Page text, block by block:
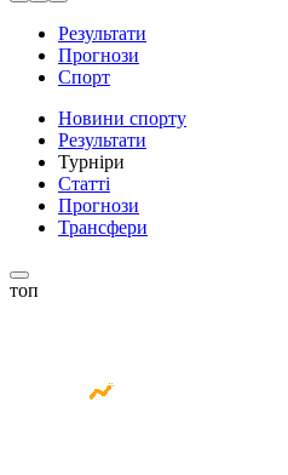
Результати
Прогнози
Спорт
Новини спорту
Результати
Турніри
Статті
Прогнози
Трансфери
топ